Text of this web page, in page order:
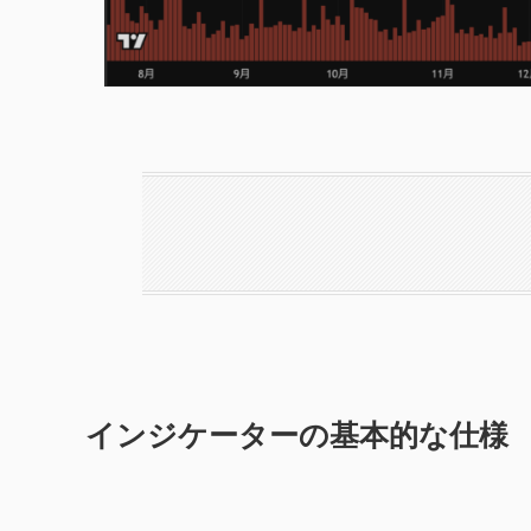
インジケーターの基本的な仕様